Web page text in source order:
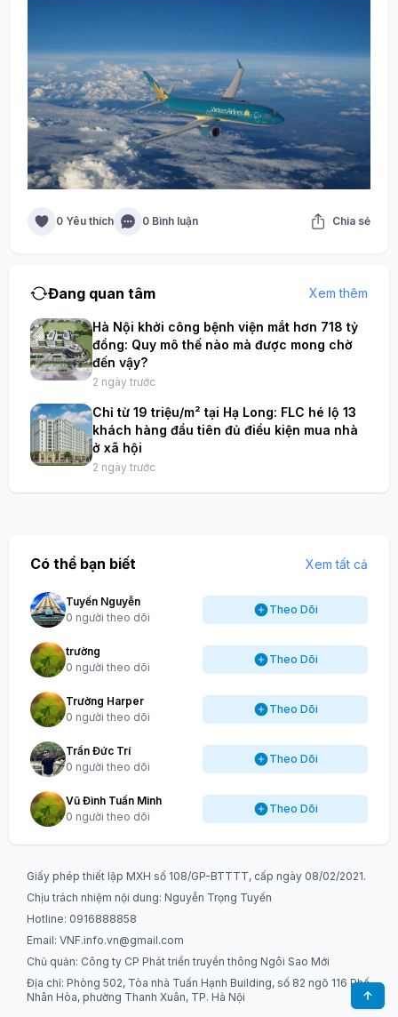
0 Yêu thích 0 Bình luận Chia sẻ
Đang quan tâm Xem thêm
Hà Nội khởi công bệnh viện mắt hơn 718 tỷ
đồng: Quy mô thế nào mà được mong chờ
đến vậy?
2 ngày trước
Chỉ từ 19 triệu/m² tại Hạ Long: FLC hé lộ 13
khách hàng đầu tiên đủ điều kiện mua nhà
ở xã hội
2 ngày trước
Có thể bạn biết Xem tất cả
Tuyến Nguyễn
0 người theo dõi
Theo Dõi
trường
0 người theo dõi
Theo Dõi
Trường Harper
0 người theo dõi
Theo Dõi
Trần Đức Trí
0 người theo dõi
Theo Dõi
Vũ Đình Tuấn Minh
0 người theo dõi
Theo Dõi
Giấy phép thiết lập MXH số 108/GP-BTTTT, cấp ngày 08/02/2021.
Chịu trách nhiệm nội dung: Nguyễn Trọng Tuyến
Hotline: 0916888858
Email: VNF.info.vn@gmail.com
Chủ quản: Công ty CP Phát triển truyền thông Ngôi Sao Mới
Địa chỉ: Phòng 502, Tòa nhà Tuấn Hạnh Building, số 82 ngõ 116 Phố
Nhân Hòa, phường Thanh Xuân, TP. Hà Nội